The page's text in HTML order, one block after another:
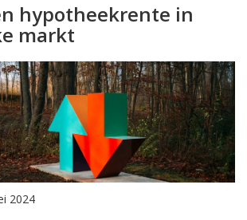
hypotheekrente in
markt
2024